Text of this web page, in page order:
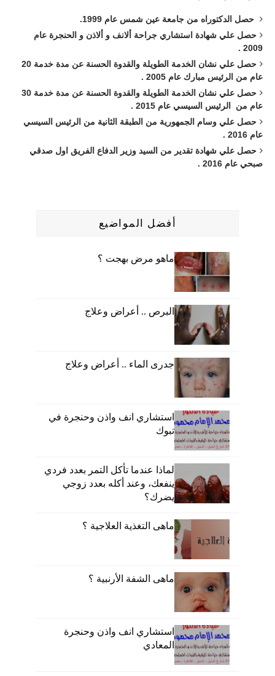
حصل الدكتوراه من جامعة عين شمس عام 1999
.
حصل علي شهادة استشاري جراحة ألانف و ألاذن و الحنجرةعام
2009 .
حصل علي نشان الخدمة الطويلة والقدوة الحسنة عن مدة خدم
ة 20
عام من الرئيس مبارك عام 2005 .
حصل علي نشان الخدمة الطويلة والقدوة الحسنة عن مدة خدمة 30
عام من الرئيس السيسي عام 2015 .
حصل علي وسام الجمهورية من الطبقة الثانية من الرئيس السيسي
عام 2016 .
حصل علي شهادة تقدير من السيد وزير الدفاع الفريق اول صدقي
صبحي عام 2016 .
أفضل المواضيع
ماهو مرض بهجت ؟
البرص .. أعراض وعلاج
جدرى الماء .. أعراض وعلاج
استشاري انف واذن وحنجرة في
تبوك
لماذا عندما تأكل التمر بعدد فردي
ينفعك، وعند أكله بعدد زوجي
يضرك؟
ماهى التغذية العلاجية ؟
ماهى الشفة الأرنبية ؟
استشاري انف واذن وحنجرة
المعادي